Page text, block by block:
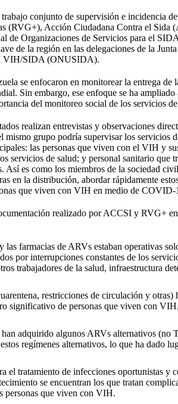
conjunto de supervisión e incidencia
(RVG+), Acción Ciudadana Contra el Sida
de Organizaciones de Servicios para el
de la región en las delegaciones de la
VIH/SIDA (ONUSIDA).
se enfocaron en monitorear la entrega
Sin embargo, ese enfoque se ha ampliado
del monitoreo social de los servicios
realizan entrevistas y observaciones
mismo grupo podría supervisar los servicios
las personas que viven con el VIH y
servicios de salud; y personal sanitario que
es como los miembros de la sociedad
en la distribución, abordar rápidamente
que viven con VIH en medio de COVID-
realizado por ACCSI y RVG+
farmacias de ARVs estaban operativas
por interrupciones constantes de los
trabajadores de la salud, infraestructura
restricciones de circulación y
significativo de personas que viven con
adquirido algunos ARVs alternativos (no
regímenes alternativos, lo que ha dado
el tratamiento de infecciones oportunistas y
se encuentran los que tratan
personas que viven con VIH.